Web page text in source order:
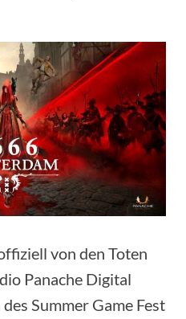
von den Toten
Panache Digital
Summer Game Fest